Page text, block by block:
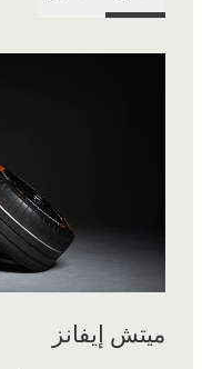
ميتش إيفانز